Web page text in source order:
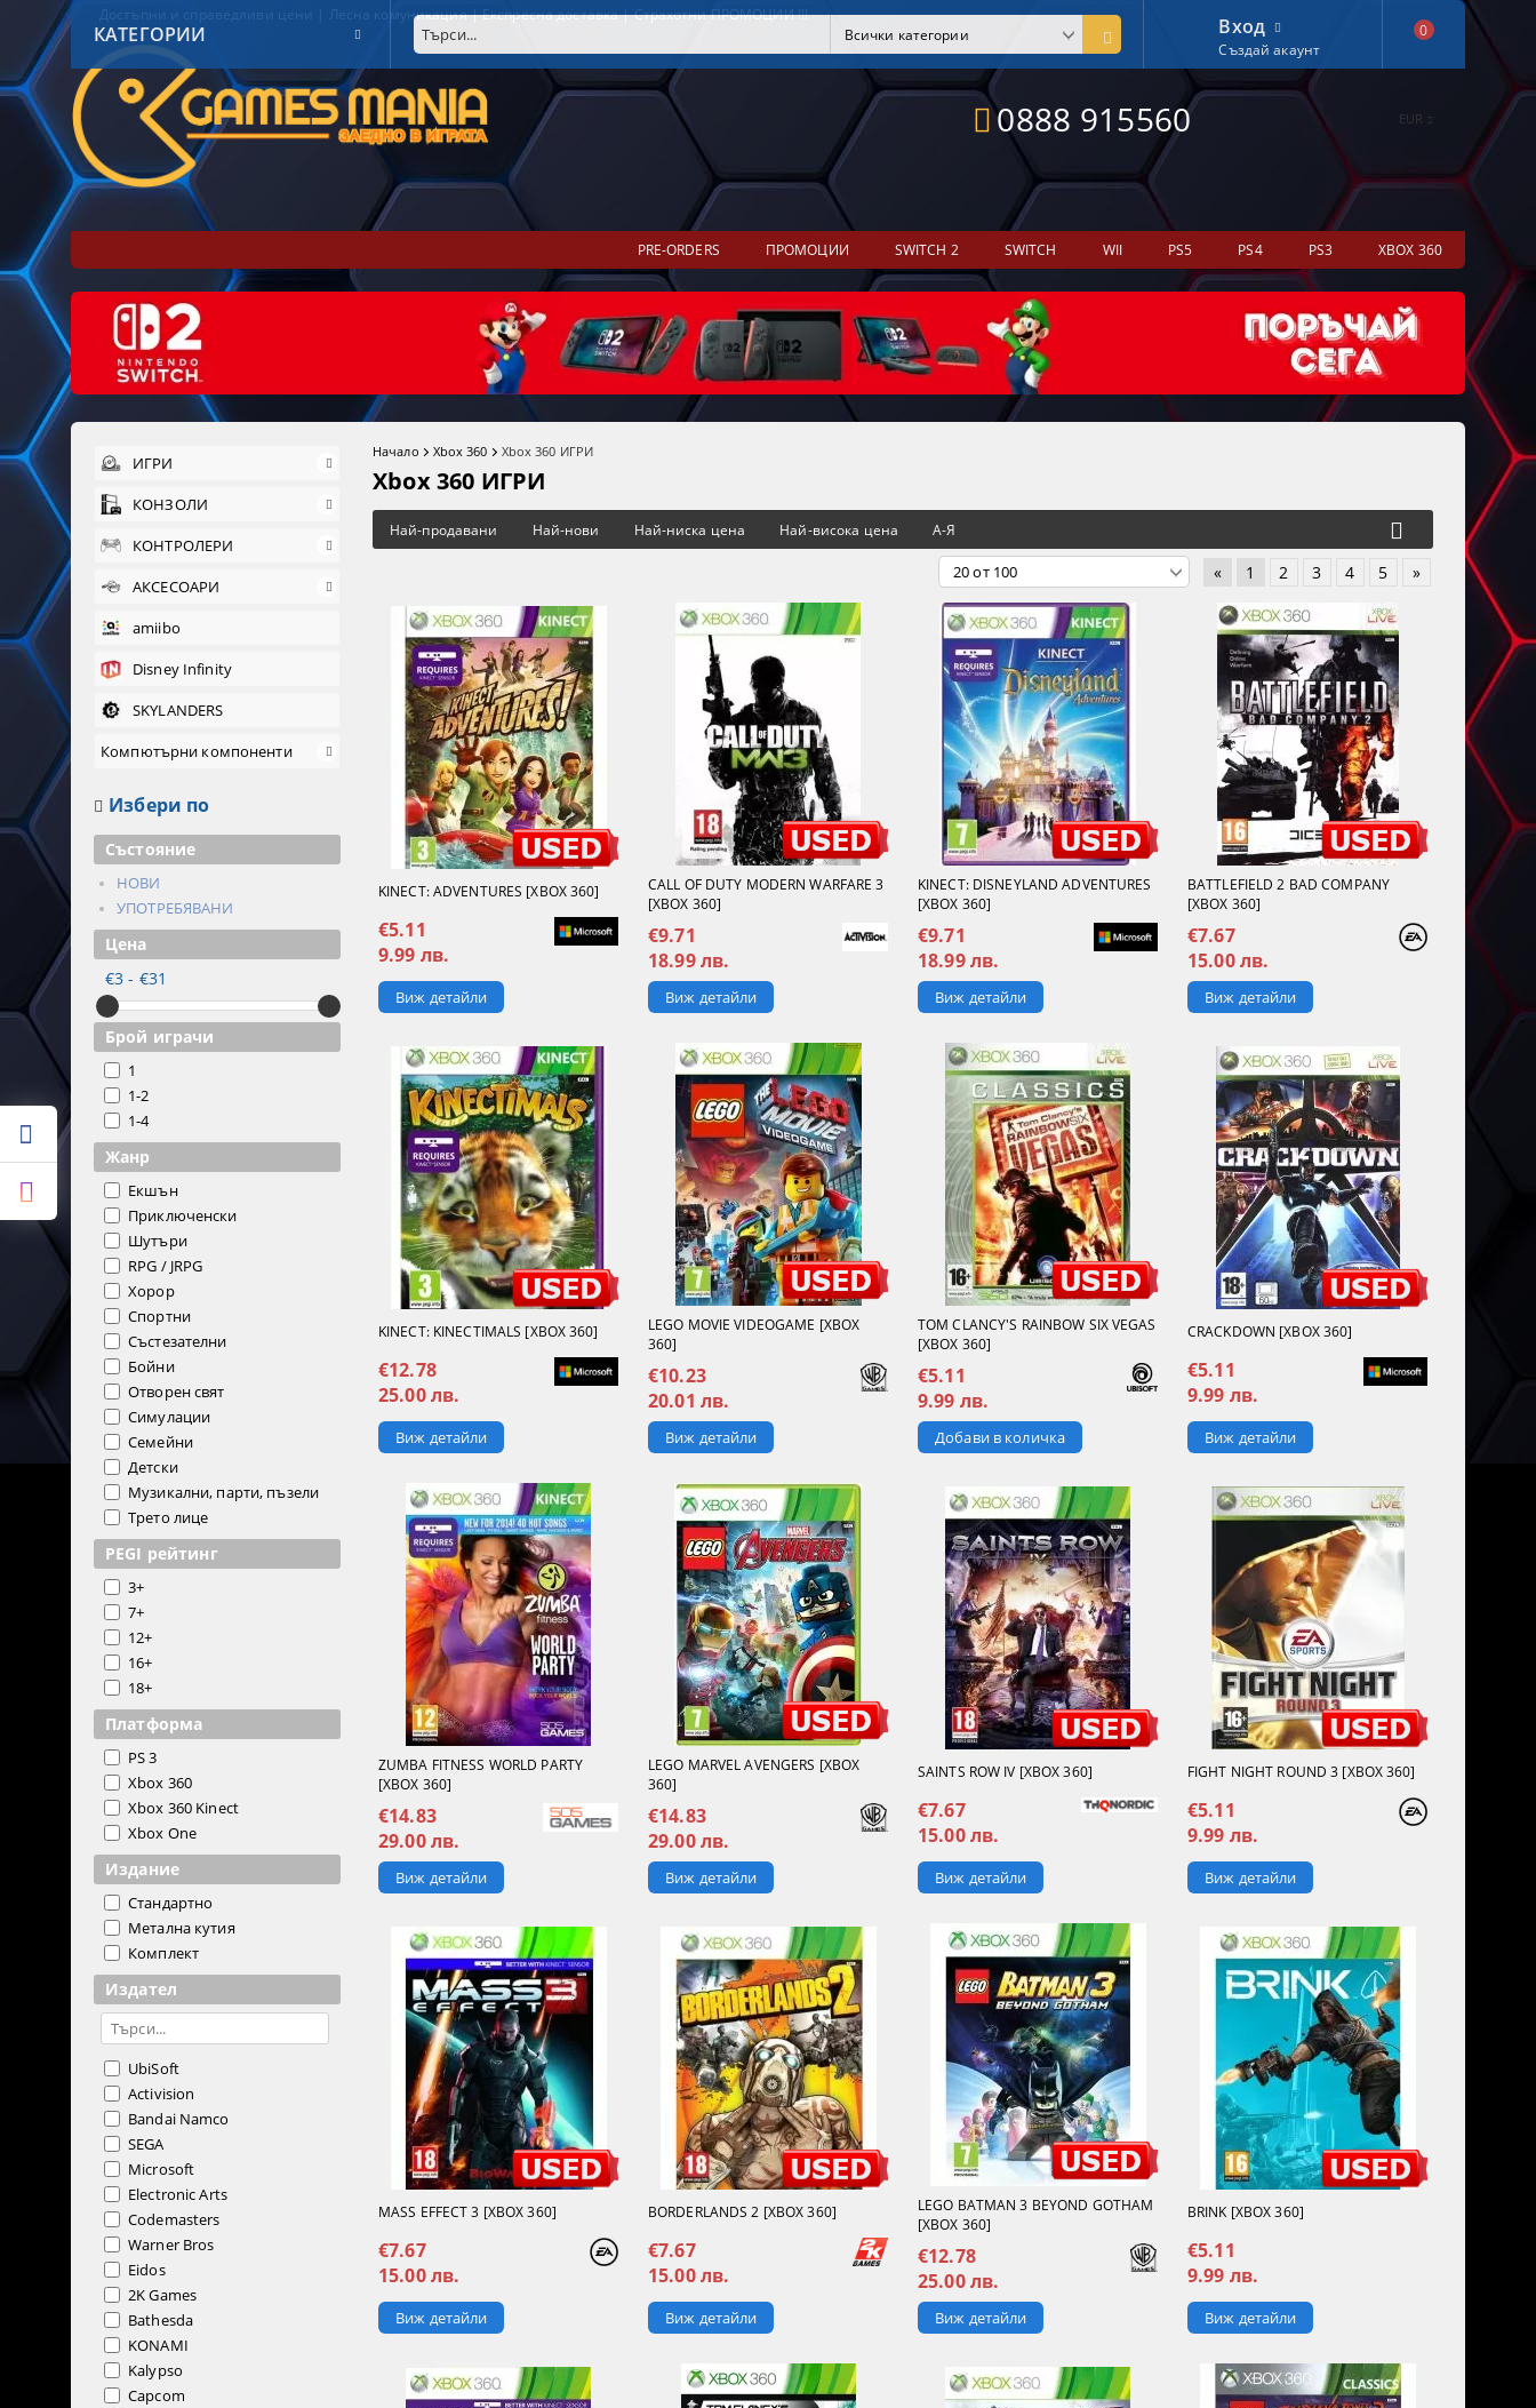
Достъпни и справедливи цени | Лесна комуникация | Експресна доставка | Страхотни ПРОМОЦИИ !!!
0888 915560 EUR
КАТЕГОРИИ Вход
Създай акаунт
0
PRE-ORDERS ПРОМОЦИИ SWITCH 2 SWITCH WII PS5 PS4 PS3 XBOX 360
ИГРИ
КОНЗОЛИ
КОНТРОЛЕРИ
АКСЕСОАРИ
amiibo
Disney Infinity
SKYLANDERS
Компютърни компоненти
Избери по
Състояние
НОВИ
УПОТРЕБЯВАНИ
Цена
€3 - €31
Брой играчи
1
1-2
1-4
Жанр
Екшън
Приключенски
Шутъри
RPG / JRPG
Хорор
Спортни
Състезателни
Бойни
Отворен свят
Симулации
Семейни
Детски
Музикални, парти, пъзели
Трето лице
PEGI рейтинг
3+
7+
12+
16+
18+
Платформа
PS 3
Xbox 360
Xbox 360 Kinect
Xbox One
Издание
Стандартно
Метална кутия
Комплект
Издател
UbiSoft
Activision
Bandai Namco
SEGA
Microsoft
Electronic Arts
Codemasters
Warner Bros
Eidos
2K Games
Bathesda
KONAMI
Kalypso
Capcom
Начало Xbox 360 Xbox 360 ИГРИ
Xbox 360 ИГРИ
Най-продавани Най-нови Най-ниска цена Най-висока цена А-Я
« 1 2 3 4 5 »
KINECT: ADVENTURES [XBOX 360]
€5.11
9.99 лв.
Виж детайли
CALL OF DUTY MODERN WARFARE 3
[XBOX 360]
€9.71
18.99 лв.
Виж детайли
KINECT: DISNEYLAND ADVENTURES
[XBOX 360]
€9.71
18.99 лв.
Виж детайли
BATTLEFIELD 2 BAD COMPANY
[XBOX 360]
€7.67
15.00 лв.
Виж детайли
KINECT: KINECTIMALS [XBOX 360]
€12.78
25.00 лв.
Виж детайли
LEGO MOVIE VIDEOGAME [XBOX
360]
€10.23
20.01 лв.
Виж детайли
TOM CLANCY'S RAINBOW SIX VEGAS
[XBOX 360]
€5.11
9.99 лв.
CRACKDOWN [XBOX 360]
€5.11
9.99 лв.
Виж детайли
ZUMBA FITNESS WORLD PARTY
[XBOX 360]
€14.83
29.00 лв.
Виж детайли
LEGO MARVEL AVENGERS [XBOX
360]
€14.83
29.00 лв.
Виж детайли
SAINTS ROW IV [XBOX 360]
€7.67
15.00 лв.
Виж детайли
FIGHT NIGHT ROUND 3 [XBOX 360]
€5.11
9.99 лв.
Виж детайли
MASS EFFECT 3 [XBOX 360]
€7.67
15.00 лв.
Виж детайли
BORDERLANDS 2 [XBOX 360]
€7.67
15.00 лв.
Виж детайли
LEGO BATMAN 3 BEYOND GOTHAM
[XBOX 360]
€12.78
25.00 лв.
Виж детайли
BRINK [XBOX 360]
€5.11
9.99 лв.
Виж детайли